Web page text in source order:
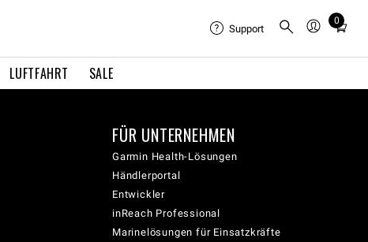
LUFTFAHRT SALE
Support
0
Total
cart:
FÜR UNTERNEHMEN
Garmin Health-Lösungen
Händlerportal
Entwickler
inReach Professional
Marinelösungen für Einsatzkräfte